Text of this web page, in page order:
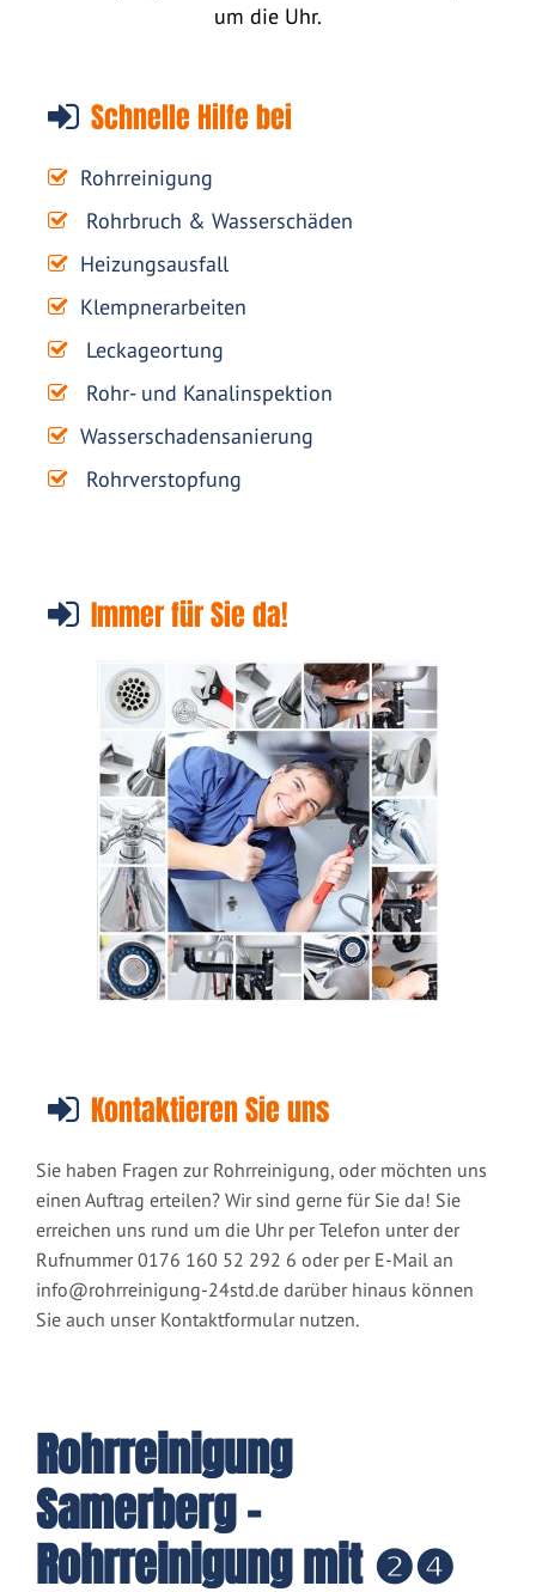
um die Uhr.
Schnelle Hilfe bei
Rohrreinigung
Rohrbruch & Wasserschäden
Heizungsausfall
Klempnerarbeiten
Leckageortung
Rohr- und Kanalinspektion
Wasserschadensanierung
Rohrverstopfung
Immer für Sie da!
Kontaktieren Sie uns
Sie haben Fragen zur Rohrreinigung, oder möchten uns
einen Auftrag erteilen? Wir sind gerne für Sie da! Sie
erreichen uns rund um die Uhr per Telefon unter der
Rufnummer 0176 160 52 292 6 oder per E-Mail an
info@rohrreinigung-24std.de darüber hinaus können
Sie auch unser Kontaktformular nutzen.
Rohrreinigung
Samerberg -
Rohrreinigung mit ❷❹